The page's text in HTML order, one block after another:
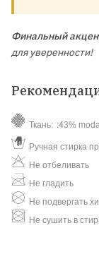
Финальный
для уверенности!
Ткань: :43%
Ручная стирка
Не отбеливать
Не гладить
Не подвергать
Не сушить в